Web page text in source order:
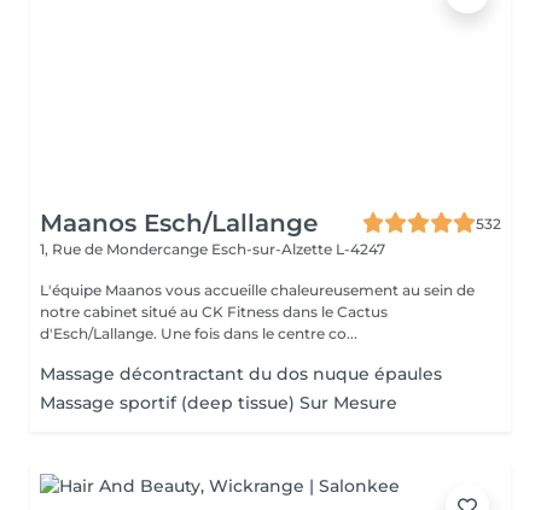
Maanos Esch/Lallange
532
1, Rue de Mondercange Esch-sur-Alzette L-4247
L'équipe Maanos vous accueille chaleureusement au sein de
notre cabinet situé au CK Fitness dans le Cactus
d'Esch/Lallange. Une fois dans le centre co...
Massage décontractant du dos nuque épaules
Massage sportif (deep tissue) Sur Mesure